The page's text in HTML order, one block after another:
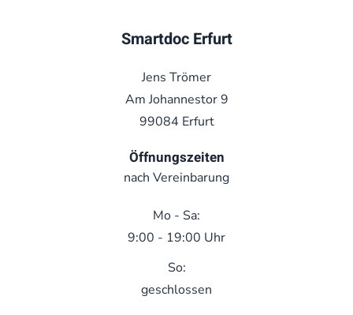
Smartdoc Erfurt
Jens Trömer
Am Johannestor 9
99084 Erfurt
Öffnungszeiten
nach Vereinbarung
Mo - Sa:
9:00 - 19:00 Uhr
So:
geschlossen